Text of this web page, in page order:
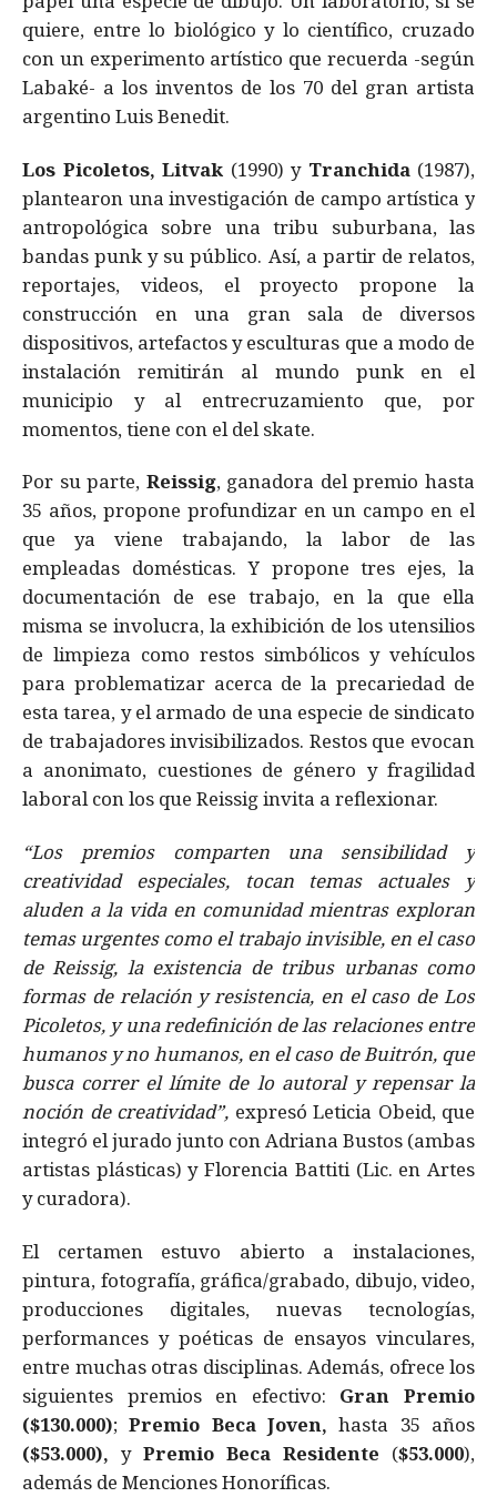
quiere, entre lo biológico y lo científico, cruzado
con un experimento artístico que recuerda -según
Labaké- a los inventos de los 70 del gran artista
argentino Luis Benedit.
Los Picoletos, Litvak (1990) y Tranchida(1987),
plantearon una investigación de campo artística y
antropológica sobre una tribu suburbana, las
bandas punk y su público. Así, a partir de relatos,
reportajes, videos, el proyecto propone la
construcción en una gran sala de diversos
dispositivos, artefactos y esculturas que a modo de
instalación remitirán al mundo punk en el
municipio y al entrecruzamiento que, por
momentos, tiene con el del skate.
Por su parte, Reissig, ganadora del premio hasta
35 años, propone profundizar en un campo en el
que ya viene trabajando, la labor de las
empleadas domésticas. Y propone tres ejes, la
documentación de ese trabajo, en la que ella
misma se involucra, la exhibición de los utensilios
de limpieza como restos simbólicos y vehículos
para problematizar acerca de la precariedad de
esta tarea, y el armado de una especie de sindicato
de trabajadores invisibilizados. Restos que evocan
a anonimato, cuestiones de género y fragilidad
laboral con los que Reissig invita a reflexionar.
“Los premios comparten una sensibilidad y
creatividad especiales, tocan temas actuales y
aluden a la vida en comunidad mientras exploran
temas urgentes como el trabajo invisible, en el caso
de Reissig, la existencia de tribus urbanas como
formas de relación y resistencia, en el caso de Los
Picoletos, y una redefinición de las relaciones entre
humanos y no humanos, en el caso de Buitrón, que
busca correr el límite de lo autoral y repensar la
noción de creatividad”, expresó Leticia Obeid, que
integró el jurado junto con Adriana Bustos (ambas
artistas plásticas) y Florencia Battiti (Lic. en Artes
y curadora).
El certamen estuvo abierto a instalaciones,
pintura, fotografía, gráfica/grabado, dibujo, video,
producciones digitales, nuevas tecnologías,
performances y poéticas de ensayos vinculares,
entre muchas otras disciplinas. Además, ofrece los
siguientes premios en efectivo: Gran Premio
($130.000);Premio Beca Joven, hasta 35 años
($53.000), y Premio Beca Residente ($53.000),
además de Menciones Honoríficas.